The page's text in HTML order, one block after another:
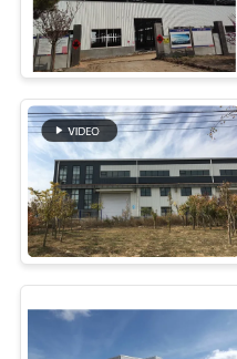
POLITICA
SULLA
RISERVATEZZA